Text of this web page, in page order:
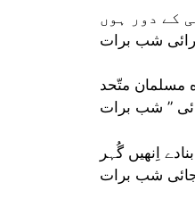
کے دور ہوں
شب برات
مسلمان متّحد
” شب برات
اِنھیں گُہر
شب برات